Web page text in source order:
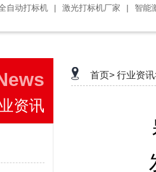
自动打标机 | 激光打标机厂家 | 智能
资讯
首页> 行业资